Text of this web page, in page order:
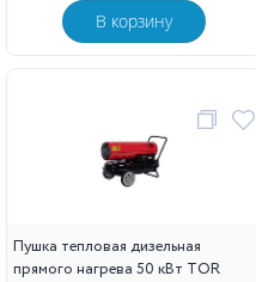
В корзину
Пушка тепловая дизельная
прямого нагрева 50 кВт TOR